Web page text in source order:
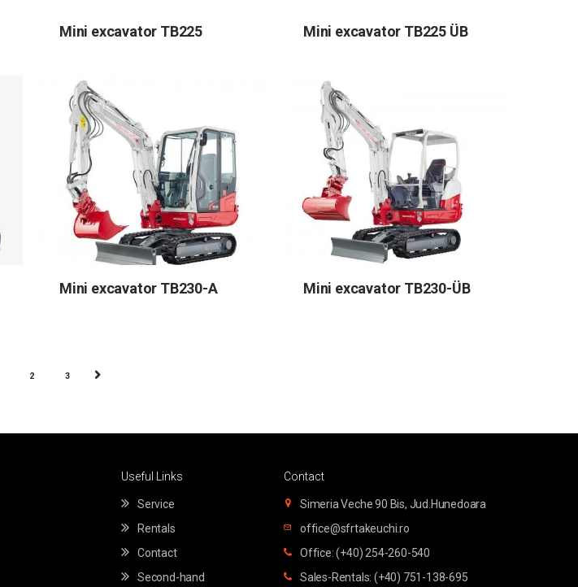
Mini excavator TB225 Mini excavator TB225 ÜB
Mini excavator TB230-A Mini excavator TB230-ÜB
2 3 NEXT
Useful Links
Service
Rentals
Contact
Second-hand
Contact
Simeria Veche 90 Bis, Jud.Hunedoara
office@sfrtakeuchi.ro
Office: (+40) 254-260-540
Sales-Rentals: (+40) 751-138-695